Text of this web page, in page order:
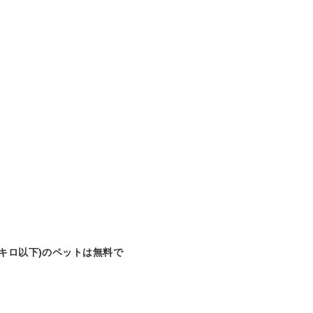
ロ以下)のペットは無料で